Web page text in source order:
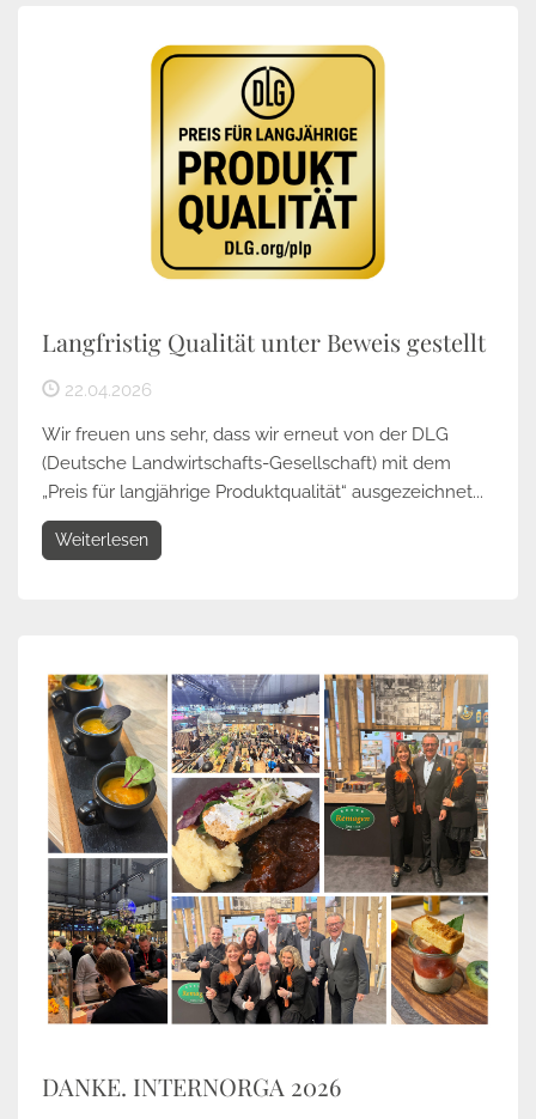
Langfristig Qualität unter Beweis gestellt
22.04.2026
Wir freuen uns sehr, dass wir erneut von der DLG
(Deutsche Landwirtschafts-Gesellschaft) mit dem
„Preis für langjährige Produktqualität“ ausgezeichnet...
Weiterlesen
DANKE. INTERNORGA 2026